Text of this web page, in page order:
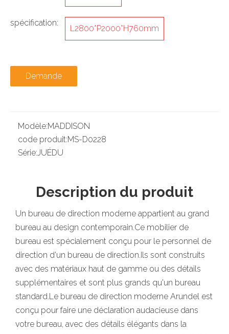
spécification:
L2800*P2000*H760mm
Demande
Modèle:MADDISON
code produit:MS-D0228
Série:JUÉDU
Description du produit
Un bureau de direction moderne appartient au grand
bureau au design contemporain.Ce mobilier de
bureau est spécialement conçu pour le personnel de
direction d'un bureau de direction.Ils sont construits
avec des matériaux haut de gamme ou des détails
supplémentaires et sont plus grands qu'un bureau
standard.Le bureau de direction moderne Arundel est
conçu pour faire une déclaration audacieuse dans
votre bureau, avec des détails élégants dans la